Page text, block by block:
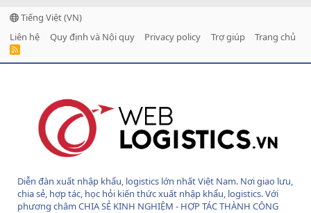
Tiếng Việt (VN)
Liên hệ
Quy định và Nội quy Privacy policy Trợ giúp Trang chủ
R
Diễn đàn xuất nhập khẩu, logistics lớn nhất Việt Nam. Nơi giao lưu,
chia sẻ, hợp tác, học hỏi kiến thức xuất nhập khẩu, logistics. Với
phương châm CHIA SẺ KINH NGHIỆM - HỢP TÁC THÀNH CÔNG